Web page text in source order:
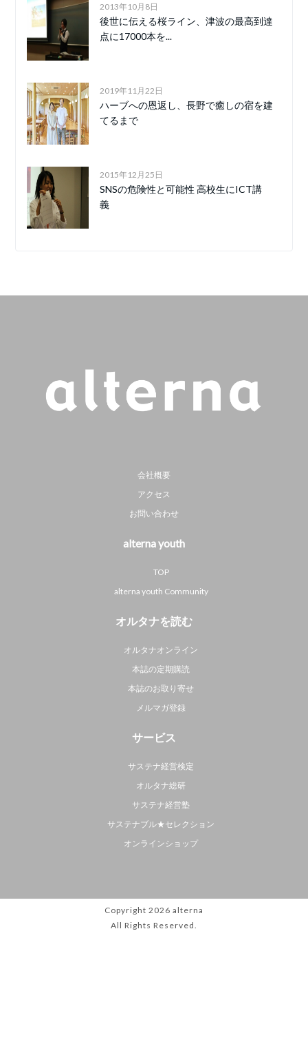
2013年10月8日
後世に伝える桜ライン、津波の最高到達
点に17000本を...
2019年11月22日
ハーブへの恩返し、長野で癒しの宿を建
てるまで
2015年12月25日
SNSの危険性と可能性 高校生にICT講
義
会社概要
アクセス
お問い合わせ
alterna youth
TOP
alterna youth Community
オルタナを読む
オルタナオンライン
本誌の定期購読
本誌のお取り寄せ
メルマガ登録
サービス
サステナ経営検定
オルタナ総研
サステナ経営塾
サステナブル★セレクション
オンラインショップ
Copyright 2026 alterna
All Rights Reserved.